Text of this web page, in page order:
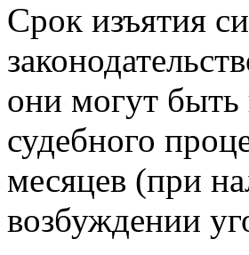
Срок изъятия
они могут
судебного
месяцев (при
возбуждении